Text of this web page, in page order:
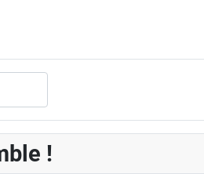
salon du Bourget à Chalon : la
!